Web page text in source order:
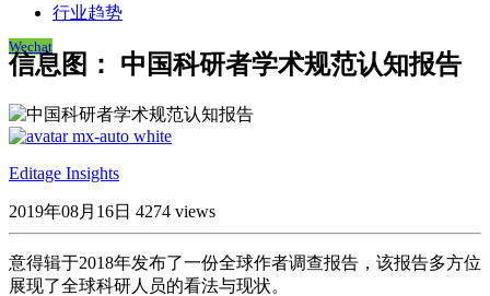
Wechat
行业趋势
信息图： 中国科研者学术规范认知报告
Editage Insights
2019年08月16日 4274 views
意得辑于2018年发布了一份全球作者调查报告，该报告多方位
展现了全球科研人员的看法与现状。